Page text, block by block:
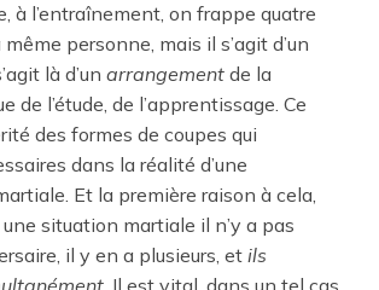
à l’entraînement, on frappe quatre
personne, mais il s’agit d’un
là d’un arrangement de la
de l’étude, de l’apprentissage. Ce
des formes de coupes qui
dans la réalité d’une
Et la première raison à cela,
une situation martiale il n’y a pas
il y en a plusieurs, et ils